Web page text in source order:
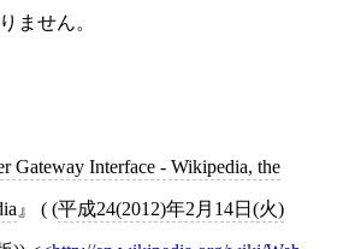
ません。
Gateway Interface - Wikipedia, the
( (平成24(2012)年2月14日(火)